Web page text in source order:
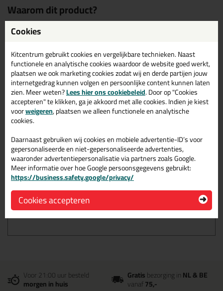
Waarom dit product?
Soft Grip
Super
Hybridekwast
Perfecteafwerking
Superieureverfopname
Omschrijving Reviews (0)
ANZA PRO Super Effective
Softgrip Platte kwast in
50mm
Bestel de ANZA PRO Super Effective Softgrip Platte kwast in
50mm vandaag nog! Vandaag besteld = morgen in huis.
Wil je meer weten over de toepassing en kenmerken van dit
product?Lees alles over dit product >
Voor 21:00 uur besteld
morgen in huis
Gratisbezorging inNL & BE
vanaf75,-
Cookies
Kitcentrum gebruikt cookies en vergelijkbare technieken. Naast
functionele en analytische cookies waardoor de website goed werkt,
plaatsen we ook marketing cookies zodat wij en derde partijen jouw
internetgedrag kunnen volgen en persoonlijke content kunnen laten
zien. Meer weten?Lees hier ons cookiebeleid. Door op "Cookies
accepteren" te klikken, ga je akkoord met alle cookies. Indien je kiest
voorweigeren, plaatsen we alleen functionele en analytische
cookies.
Daarnaast gebruiken wij cookies en mobiele advertentie-ID’s voor
gepersonaliseerde en niet-gepersonaliseerde advertenties,
waaronder advertentiepersonalisatie via partners zoals Google.
Meer informatie over hoe Google persoonsgegevens gebruikt:
https://business.safety.google/privacy/
Cookies accepteren